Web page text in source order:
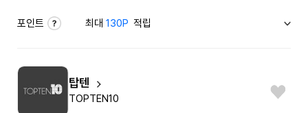
포인트 최대130P 적립
탑텐
TOPTEN10